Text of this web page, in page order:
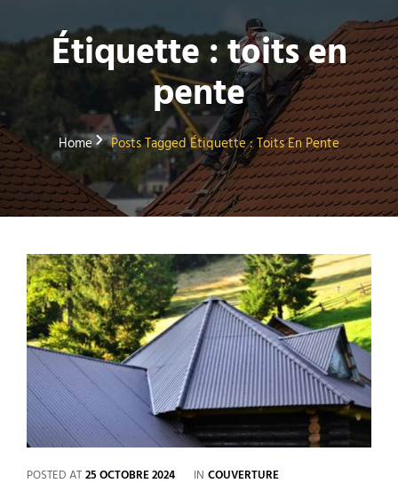
Étiquette :toits en
pente
Home Posts TaggedÉtiquette :Toits En Pente
POSTED AT25 OCTOBRE 2024 IN CATEGORIES
COUVERTURE